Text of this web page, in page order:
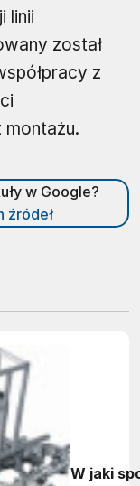
linii
został
z
montażu.
w Google?
źródeł
W jaki